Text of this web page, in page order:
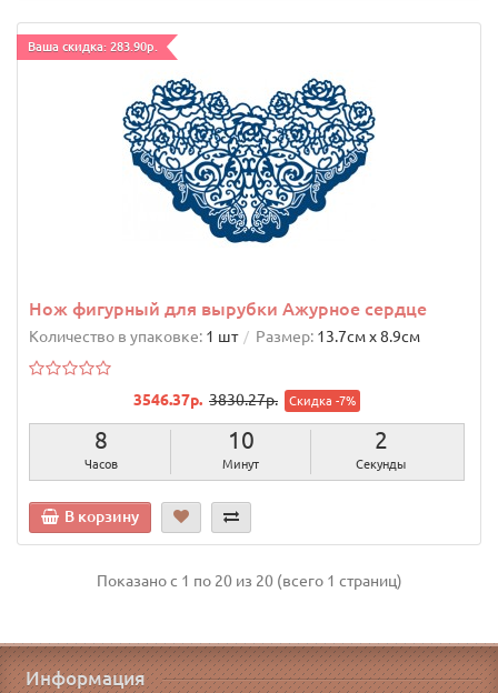
Ваша скидка: 283.90р.
Нож фигурный для вырубки Ажурное сердце
Количество в упаковке: 1 шт Размер: 13.7cм х 8.9cм
3546.37р. 3830.27р. Скидка -7%
8
Часов
10
Минут
1
Секунда
В корзину
Показано с 1 по 20 из 20 (всего 1 страниц)
Информация